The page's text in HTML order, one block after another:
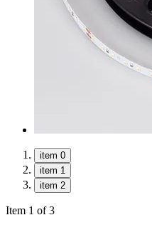
item 0
item 1
item 2
Item 1 of 3